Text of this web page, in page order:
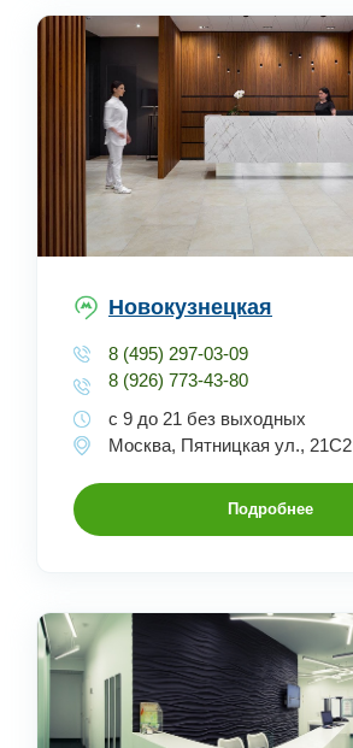
Новокузнецкая
8 (495) 297-03-09
8 (926) 773-43-80
с 9 до 21 без выходных
Москва, Пятницкая ул., 21С2
Подробнее